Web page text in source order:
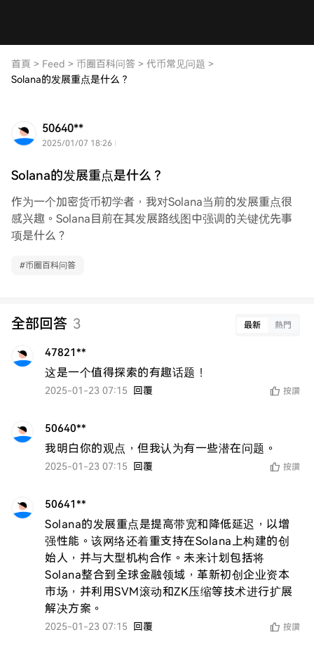
首頁 > Feed > 币圈百科问答 > 代币常见问题 >
Solana的发展重点是什么？
50640**
2025/01/07 18:26
Solana的发展重点是什么？
作为一个加密货币初学者，我对Solana当前的发展重点很
感兴趣。Solana目前在其发展路线图中强调的关键优先事
项是什么？
#币圈百科问答
全部回答 3 最新 熱門
47821**
这是一个值得探索的有趣话题！
2025-01-23 07:15 回覆 按讚
50640**
我明白你的观点，但我认为有一些潜在问题。
2025-01-23 07:15 回覆 按讚
50641**
Solana的发展重点是提高带宽和降低延迟，以增
强性能。该网络还着重支持在Solana上构建的创
始人，并与大型机构合作。未来计划包括将
Solana整合到全球金融领域，革新初创企业资本
市场，并利用SVM滚动和ZK压缩等技术进行扩展
解决方案。
2025-01-23 07:15 回覆 按讚